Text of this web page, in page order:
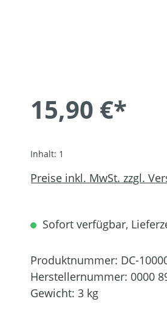
15,90 €*
Inhalt: 1
Preise inkl. MwSt. zzgl.
Sofort verfügbar,
Produktnummer: DC-
Herstellernummer: 0000
Gewicht: 3 kg